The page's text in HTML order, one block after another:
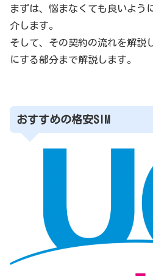
まずは、悩まなくても良いよう
介します。
そして、その契約の流れを解説
にする部分まで解説します。
おすすめの格安SIM